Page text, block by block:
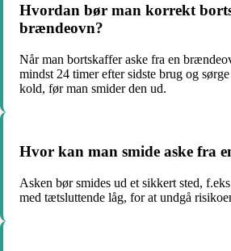
Hvordan bør man korrekt
brændeovn?
Når man bortskaffer aske fra en
mindst 24 timer efter sidste brug og
kold, før man smider den ud.
Hvor kan man smide aske fra
Asken bør smides ud et sikkert sted,
med tætsluttende låg, for at undgå